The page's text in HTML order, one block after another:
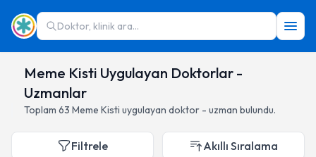
Doktor, klinik ara...
Meme Kisti Uygulayan Doktorlar -
Uzmanlar
Toplam 63 Meme Kisti uygulayan doktor - uzman bulundu.
Filtrele Akıllı Sıralama